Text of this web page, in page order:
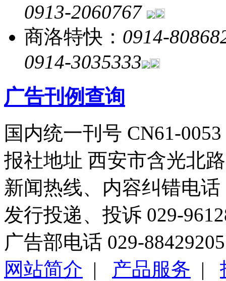
0913-2060767
商洛特快： 0914-
0914-3035333
广告刊例查询
国内统一刊号 CN61-0053
报社地址 西安市含光北
新闻热线、内容纠错电话
发行投递、投诉 029-
广告部电话 029-88429205
网站简介 | 产品服务 |